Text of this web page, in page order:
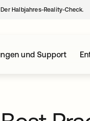
Halbjahres-Reality-Check.
und Support